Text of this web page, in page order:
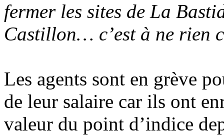
fermer les sites de La
Castillon… c’est à ne rien
Les agents sont en grève
de leur salaire car ils ont
valeur du point d’indice